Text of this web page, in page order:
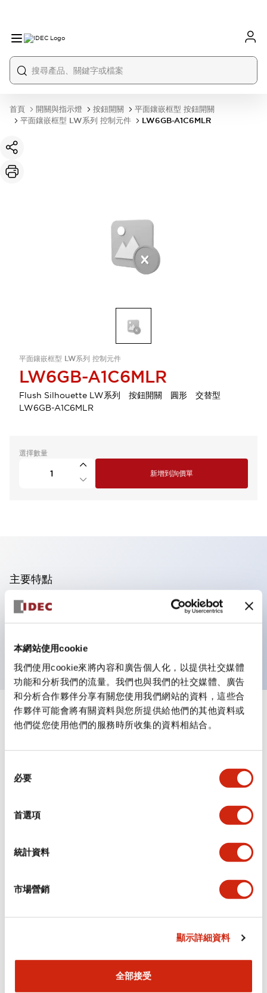
本網站使用cookie
我們使用cookie來將內容和廣告個人化，以提供社交媒體
功能和分析我們的流量。我們也與我們的社交媒體、廣告
和分析合作夥伴分享有關您使用我們網站的資料，這些合
作夥伴可能會將有關資料與您所提供給他們的其他資料或
他們從您使用他們的服務時所收集的資料相結合。
必要
首選項
統計資料
市場營銷
顯示詳細資料
全部接受
首頁 開關與指示燈 按鈕開關
平面鑲嵌框型 按鈕開關
平面鑲嵌框型 LW系列 控制元件
LW6GB-A1C6MLR
平面鑲嵌框型 LW系列 控制元件
LW6GB-A1C6MLR
Flush Silhouette LW系列 按鈕開關 圓形 交替型
LW6GB-A1C6MLR
選擇數量
新增到詢價單
主要特點
可進行集合密著安裝
附鎖選擇開關採用高安全性的彈子鎖結構
防護結構為IP65（IEC60529）
規格
環境規範
機械規格